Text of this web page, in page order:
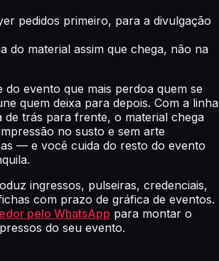
pedidos primeiro, para a divulgação
do material assim que chega, não na
do evento que mais perdoa quem se
quem deixa para depois. Com a linha
de trás para frente, o material chega
no susto e sem arte
— e você cuida do resto do evento
ingressos, pulseiras, credenciais,
com prazo de gráfica de eventos.
pelo WhatsApp para montar o
do seu evento.